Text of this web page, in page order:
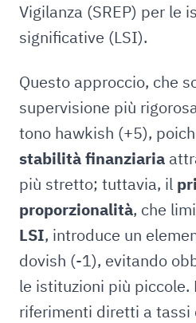
Vigilanza (SREP) per le
significative (LSI).
Questo approccio, che
supervisione più
tono hawkish (+5),
stabilità finanziaria
più stretto; tuttavia, il
proporzionalità, che
LSI, introduce un
dovish (-1), evitando
le istituzioni più piccole.
riferimenti diretti a tassi